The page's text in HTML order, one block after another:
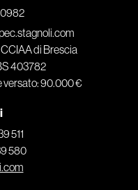
di Brescia
403782
versato: 90.000 €
511
580